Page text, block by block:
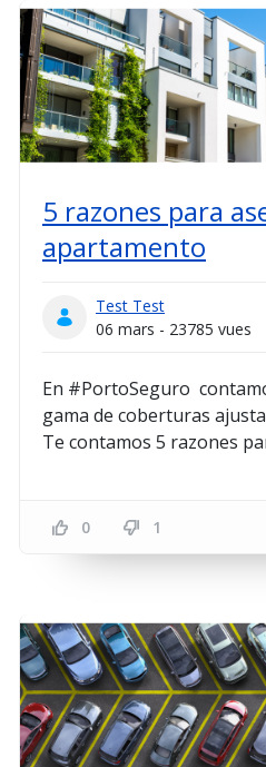
5 razones para
apartamento
Test Test
06 mars - 23785 vues
En #PortoSeguro
gama de coberturas
Te contamos 5 razones
0 1